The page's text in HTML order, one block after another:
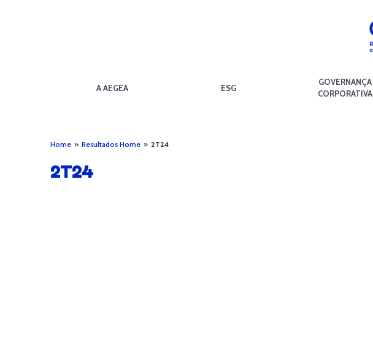
A AEGEA ESG
GOVERNANÇA
CORPORATIVA
Home » Resultados Home » 2T24
2T24